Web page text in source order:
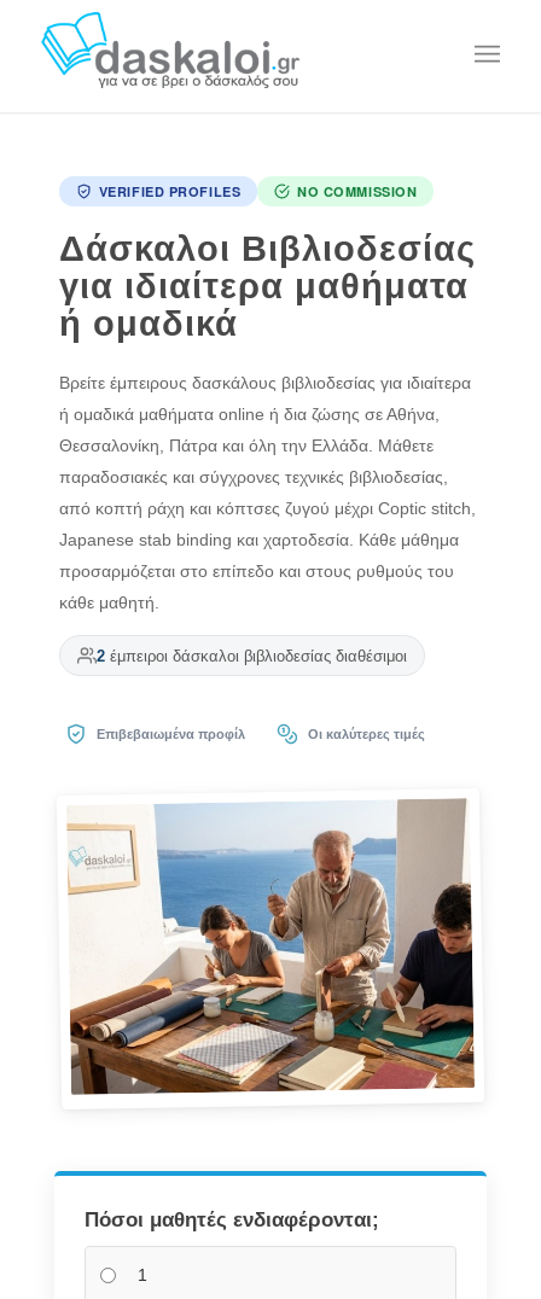
VERIFIED PROFILES NO COMMISSION
Δάσκαλοι Βιβλιοδεσίας
για ιδιαίτερα μαθήματα
ή ομαδικά
Βρείτε έμπειρους δασκάλους βιβλιοδεσίας για ιδιαίτερα
ή ομαδικά μαθήματα online ή δια ζώσης σε Αθήνα,
Θεσσαλονίκη, Πάτρα και όλη την Ελλάδα. Μάθετε
παραδοσιακές και σύγχρονες τεχνικές βιβλιοδεσίας,
από κοπτή ράχη και κόπτσες ζυγού μέχρι Coptic stitch,
Japanese stab binding και χαρτοδεσία. Κάθε μάθημα
προσαρμόζεται στο επίπεδο και στους ρυθμούς του
κάθε μαθητή.
2έμπειροι δάσκαλοι βιβλιοδεσίας διαθέσιμοι
Επιβεβαιωμένα προφίλ Οι καλύτερες τιμές
Πόσοι μαθητές ενδιαφέρονται;
1